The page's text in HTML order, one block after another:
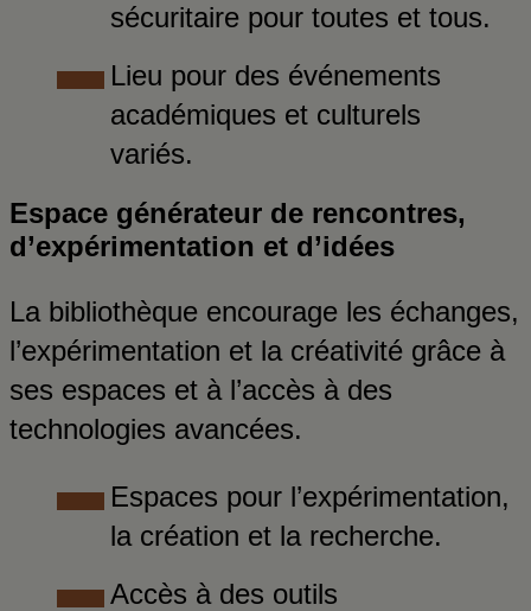
sécuritaire pour toutes et tous.
Lieu pour des événements
académiques et culturels
variés.
Espace générateur de rencontres,
d’expérimentation et d’idées
La bibliothèque encourage les échanges,
l’expérimentation et la créativité grâce à
ses espaces et à l’accès à des
technologies avancées.
Espaces pour l’expérimentation,
la création et la recherche.
Accès à des outils